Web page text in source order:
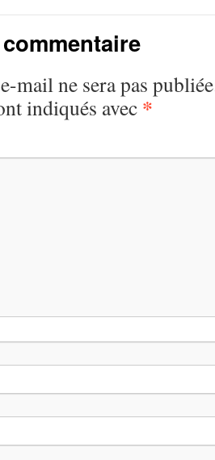
mail ne sera pas
indiqués avec *